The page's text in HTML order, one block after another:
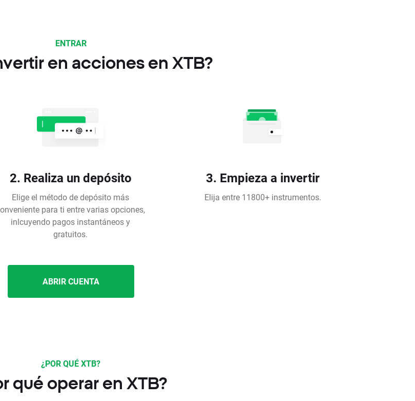
ENTRAR
en acciones en XTB?
2. Realiza un depósito
Elige el método de depósito más
para ti entre varias opciones,
inlcuyendo pagos instantáneos y
gratuitos.
3. Empieza a invertir
Elija entre 11800+ instrumentos.
ABRIR CUENTA
¿POR QUÉ XTB?
qué operar en XTB?